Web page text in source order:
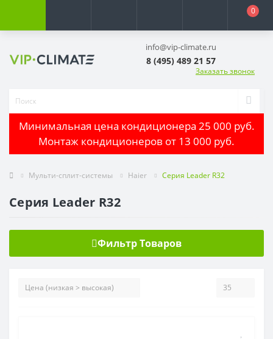
0
info@vip-climate.ru
8 (495) 489 21 57
Заказать звонок
Минимальная цена кондиционера 25 000 руб.
Монтаж кондиционеров от 13 000 руб.
Мульти-сплит-системы Haier Серия Leader R32
Серия Leader R32
Фильтр Товаров